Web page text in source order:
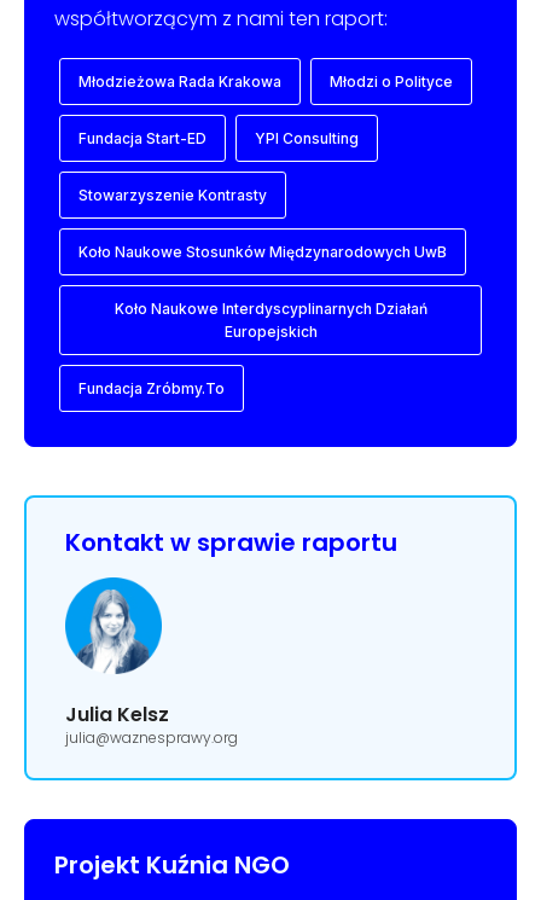
współtworzącym z nami ten raport:
Młodzieżowa Rada Krakowa Młodzi o Polityce
Fundacja Start-ED YPI Consulting
Stowarzyszenie Kontrasty
Koło Naukowe Stosunków Międzynarodowych UwB
Koło Naukowe Interdyscyplinarnych Działań
Europejskich
Fundacja Zróbmy.To
Kontakt w sprawie raportu
Julia Kelsz
julia@waznesprawy.org
Projekt Kuźnia NGO